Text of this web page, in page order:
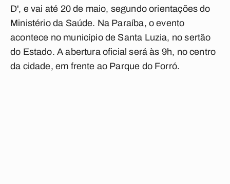
D', e vai até 20 de maio, segundo orientações do
Ministério da Saúde. Na Paraíba, o evento
acontece no município de Santa Luzia, no sertão
do Estado. A abertura oficial será às 9h, no centro
da cidade, em frente ao Parque do Forró.